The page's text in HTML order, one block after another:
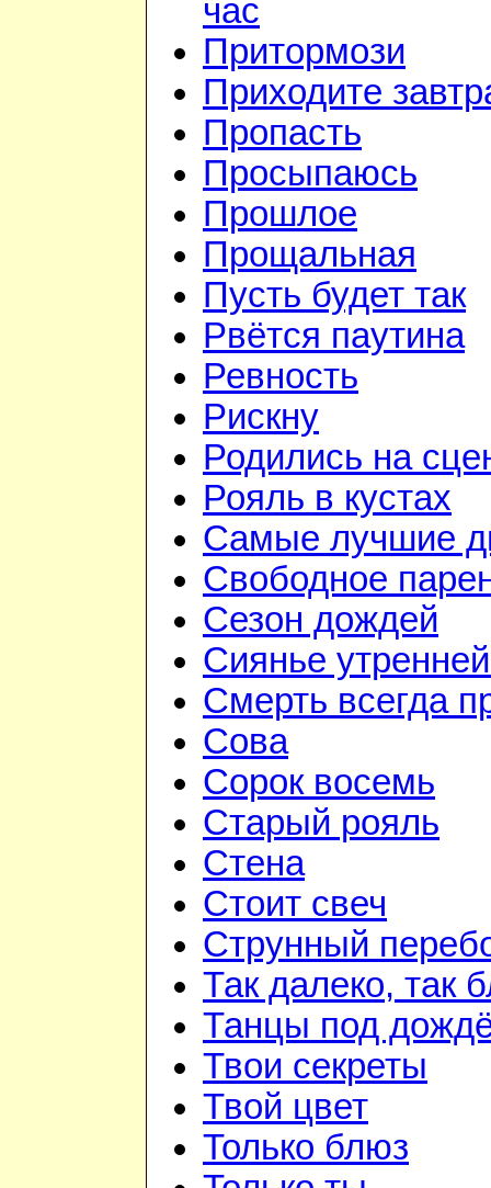
час
Притормози
Приходите
Пропасть
Просыпаюсь
Прошлое
Прощальная
Пусть будет так
Рвётся паутина
Ревность
Рискну
Родились на
Рояль в кустах
Самые лучшие
Свободное
Сезон дождей
Сиянье
Смерть всегда
Сова
Сорок восемь
Старый рояль
Стена
Стоит свеч
Струнный
Так далеко, так
Танцы под
Твои секреты
Твой цвет
Только блюз